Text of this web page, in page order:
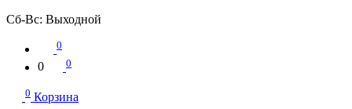
Сб-Вс: Выходной
0
0 0
0 Корзина